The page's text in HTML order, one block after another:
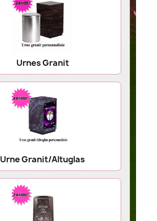
Urnes Granit
Urne Granit/Altuglas